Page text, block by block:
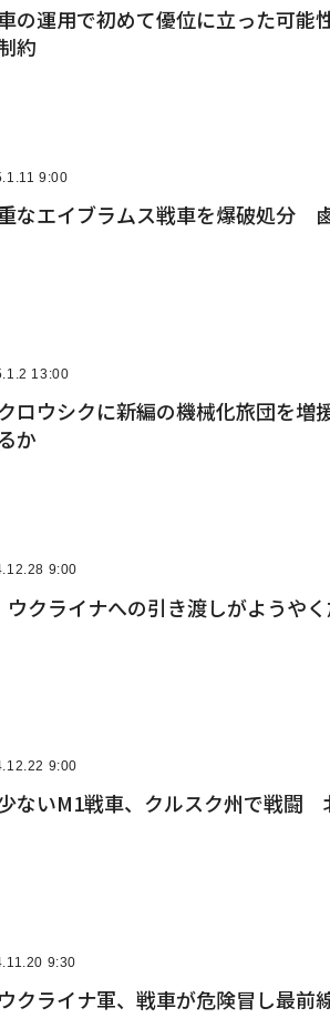
の運用で初めて優位に立った可
約
9:00
なエイブラムス戦車を爆破処分
13:00
ロウシクに新編の機械化旅団を
か
9:00
ウクライナへの引き渡しがようや
9:00
ないM1戦車、クルスク州で戦闘
9:30
クライナ軍、戦車が危険冒し最前